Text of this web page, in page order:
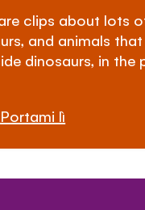
clips about lots
and animals
dinosaurs, in the
Portami lì